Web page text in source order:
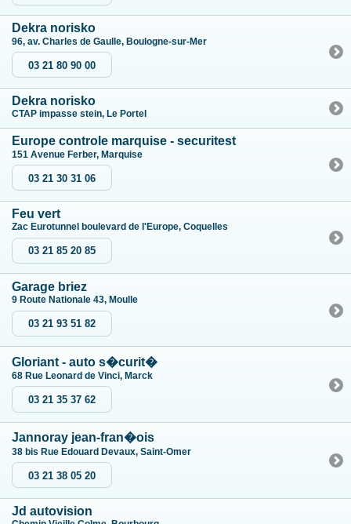
Dekra norisko
96, av. Charles de Gaulle, Boulogne-sur-Mer
03 21 80 90 00
Dekra norisko
CTAP impasse stein, Le Portel
Europe controle marquise - securitest
151 Avenue Ferber, Marquise
03 21 30 31 06
Feu vert
Zac Eurotunnel boulevard de l'Europe, Coquelles
03 21 85 20 85
Garage briez
9 Route Nationale 43, Moulle
03 21 93 51 82
Gloriant - auto s�curit�
68 Rue Leonard de Vinci, Marck
03 21 35 37 62
Jannoray jean-fran�ois
38 bis Rue Edouard Devaux, Saint-Omer
03 21 38 05 20
Jd autovision